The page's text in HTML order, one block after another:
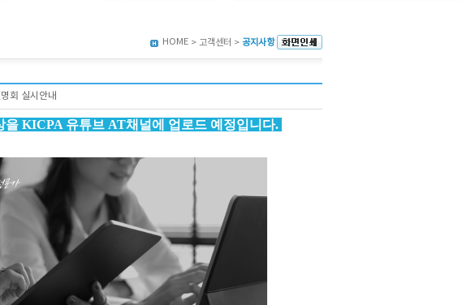
HOME > 고객센터 > 공지사항
회 실시안내
을 KICPA 유튜브 AT채널에 업로드 예정입니다.